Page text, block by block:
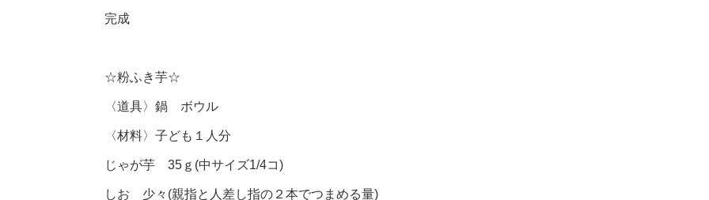
完成
☆粉ふき芋☆
〈道具〉鍋 ボウル
〈材料〉子ども１人分
じゃが芋 35ｇ(中サイズ1/4コ)
しお 少々(親指と人差し指の２本でつまめる量)